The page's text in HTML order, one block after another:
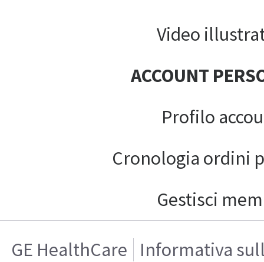
Video
ACCOUNT
Profilo
Cronologia ordini
Gestisci
GE HealthCare
Informativa